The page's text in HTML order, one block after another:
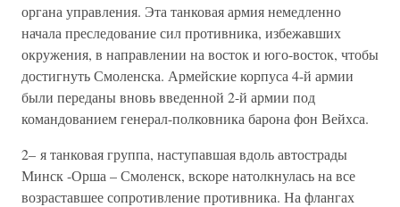
органа управления. Эта танковая армия немедленно
начала преследование сил противника, избежавших
окружения, в направлении на восток и юго-восток, чтобы
достигнуть Смоленска. Армейские корпуса 4-й армии
были переданы вновь введенной 2-й армии под
командованием генерал-полковника барона фон Вейхса.
2– я танковая группа, наступавшая вдоль автострады
Минск -Орша – Смоленск, вскоре натолкнулась на все
возраставшее сопротивление противника. На флангах